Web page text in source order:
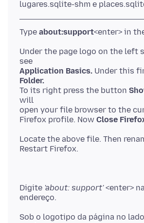
Type about:support
Under the page logo on the left
Application Basics. Under this
Folder.
To its right press the button
will
open your file browser to the
Firefox profile. Now Close
Locate the above file. Then
Digite 'about: support'<enter>
Sob o logotipo da página no